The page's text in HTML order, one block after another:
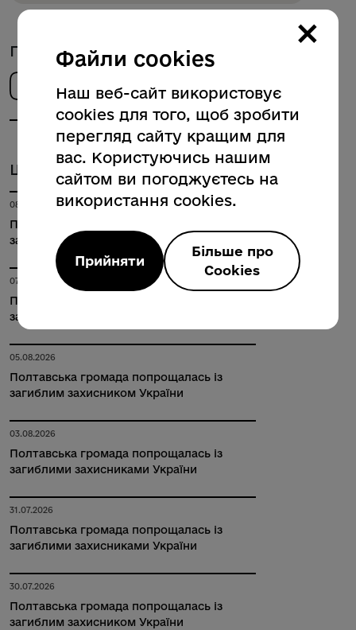
Поділитись новиною
Ще новини за темами
08.08.2026
Полтавська громада попрощалась із
загиблим захисником України
07.08.2026
Полтавська громада попрощалась із
загиблим захисником України
05.08.2026
Полтавська громада попрощалась із
загиблим захисником України
03.08.2026
Полтавська громада попрощалась із
загиблими захисниками України
31.07.2026
Полтавська громада попрощалась із
загиблими захисниками України
30.07.2026
Полтавська громада попрощалась із
загиблим захисником України
×
Файли cookies
Наш веб-сайт використовує
cookies для того, щоб зробити
перегляд сайту кращим для
вас. Користуючись нашим
сайтом ви погоджуєтесь на
використання cookies.
Прийняти
Більше про
Cookies